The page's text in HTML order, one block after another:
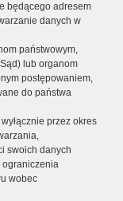
będącego adresem
danych w
państwowym,
lub organom
postępowaniem,
do państwa
przez okres
swoich danych
ograniczenia
wobec